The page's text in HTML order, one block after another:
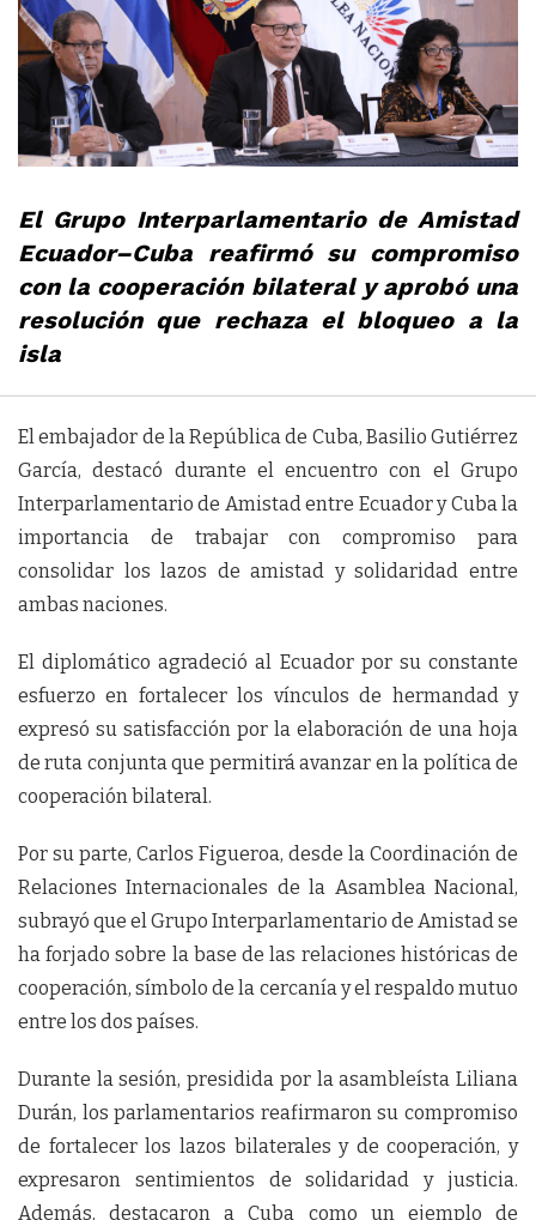
El Grupo Interparlamentario de Amistad
Ecuador–Cuba reafirmó su compromiso
con la cooperación bilateral y aprobó una
resolución que rechaza el bloqueo a la
isla
El embajador de la República de Cuba, Basilio Gutiérrez
García, destacó durante el encuentro con el Grupo
Interparlamentario de Amistad entre Ecuador y Cuba la
importancia de trabajar con compromiso para
consolidar los lazos de amistad y solidaridad entre
ambas naciones.
El diplomático agradeció al Ecuador por su constante
esfuerzo en fortalecer los vínculos de hermandad y
expresó su satisfacción por la elaboración de una hoja
de ruta conjunta que permitirá avanzar en la política de
cooperación bilateral.
Por su parte, Carlos Figueroa, desde la Coordinación de
Relaciones Internacionales de la Asamblea Nacional,
subrayó que el Grupo Interparlamentario de Amistad se
ha forjado sobre la base de las relaciones históricas de
cooperación, símbolo de la cercanía y el respaldo mutuo
entre los dos países.
Durante la sesión, presidida por la asambleísta Liliana
Durán, los parlamentarios reafirmaron su compromiso
de fortalecer los lazos bilaterales y de cooperación, y
expresaron sentimientos de solidaridad y justicia.
Además, destacaron a Cuba como un ejemplo de